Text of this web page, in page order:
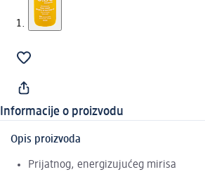
Informacije o proizvodu
Opis proizvoda
Prijatnog, energizujućeg mirisa